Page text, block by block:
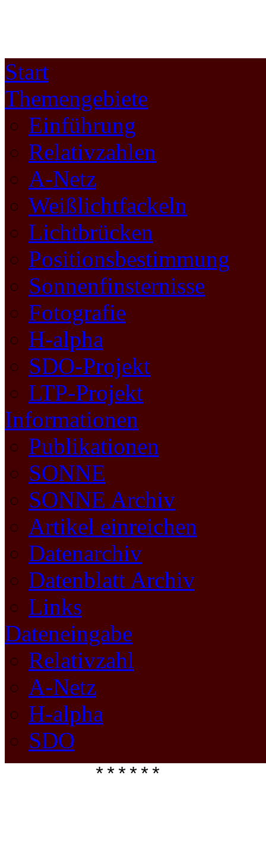
Start
Themengebiete
Einführung
Relativzahlen
A-Netz
Weißlichtfackeln
Lichtbrücken
Positionsbestimmung
Sonnenfinsternisse
Fotografie
H-alpha
SDO-Projekt
LTP-Projekt
Informationen
Publikationen
SONNE
SONNE Archiv
Artikel einreichen
Datenarchiv
Datenblatt Archiv
Links
Dateneingabe
Relativzahl
A-Netz
H-alpha
SDO
******